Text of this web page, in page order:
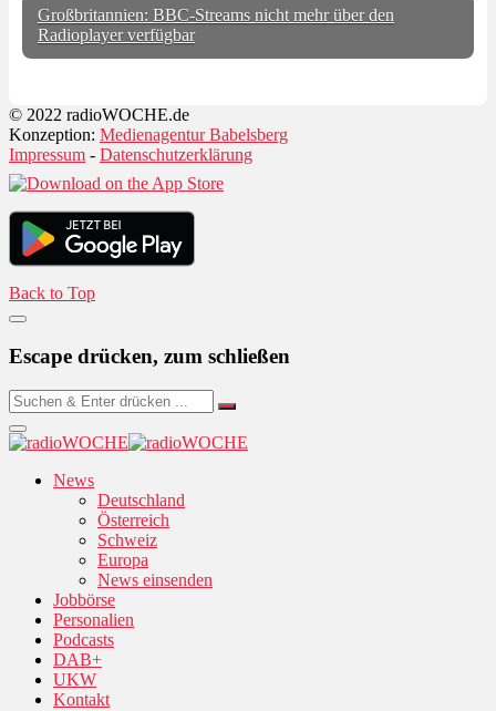
Großbritannien: BBC-Streams nicht mehr über den
Radioplayer verfügbar
© 2022 radioWOCHE.de
Konzeption: Medienagentur Babelsberg
Impressum - Datenschutzerklärung
Back to Top
Escape drücken, zum schließen
News
Deutschland
Österreich
Schweiz
Europa
News einsenden
Jobbörse
Personalien
Podcasts
DAB+
UKW
Kontakt